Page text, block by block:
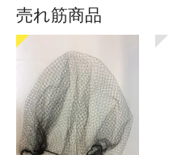
売れ筋商品